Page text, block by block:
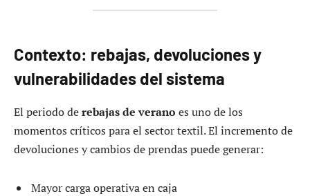
Contexto: rebajas, devoluciones y
vulnerabilidades del sistema
El periodo derebajas de verano es uno de los
momentos críticos para el sector textil. El incremento de
devoluciones y cambios de prendas puede generar:
Mayor carga operativa en caja